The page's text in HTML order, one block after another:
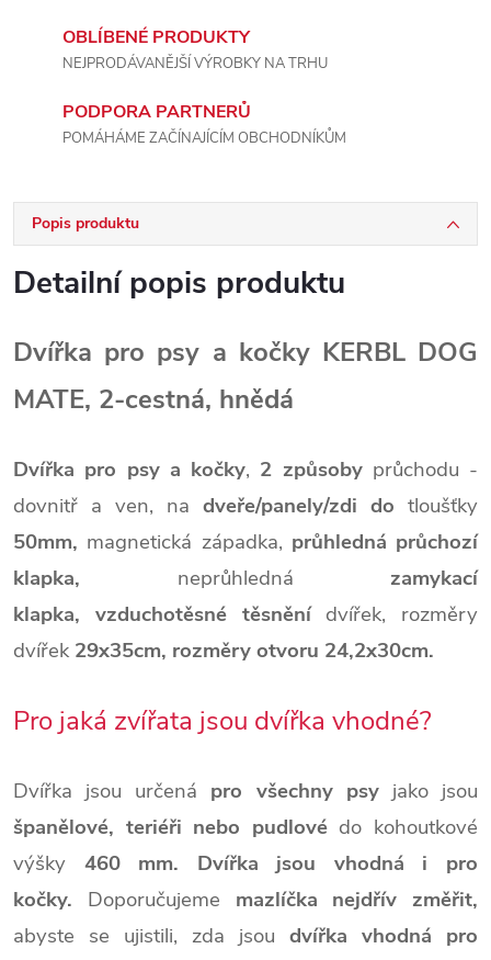
OBLÍBENÉ PRODUKTY
NEJPRODÁVANĚJŠÍ VÝROBKY NA TRHU
PODPORA PARTNERŮ
POMÁHÁME ZAČÍNAJÍCÍM OBCHODNÍKŮM
Popis produktu
Detailní popis produktu
Dvířka pro psy a kočky KERBL DOG
MATE, 2-cestná, hnědá
Dvířka pro psy a kočky, 2 způsoby průchodu -
dovnitř a ven, na dveře/panely/zdi do tloušťky
50mm, magnetická západka, průhledná průchozí
klapka, neprůhledná zamykací
klapka, vzduchotěsné těsněnídvířek, rozměry
dvířek 29x35cm, rozměry otvoru 24,2x30cm.
Pro jaká zvířata jsou dvířka vhodné?
Dvířka jsou určená pro všechny psyjako jsou
španělové, teriéři nebo pudlovédo kohoutkové
výšky 460 mm. Dvířka jsou vhodná i pro
kočky. Doporučujeme mazlíčka nejdřív změřit,
abyste se ujistili, zda jsou dvířka vhodná pro